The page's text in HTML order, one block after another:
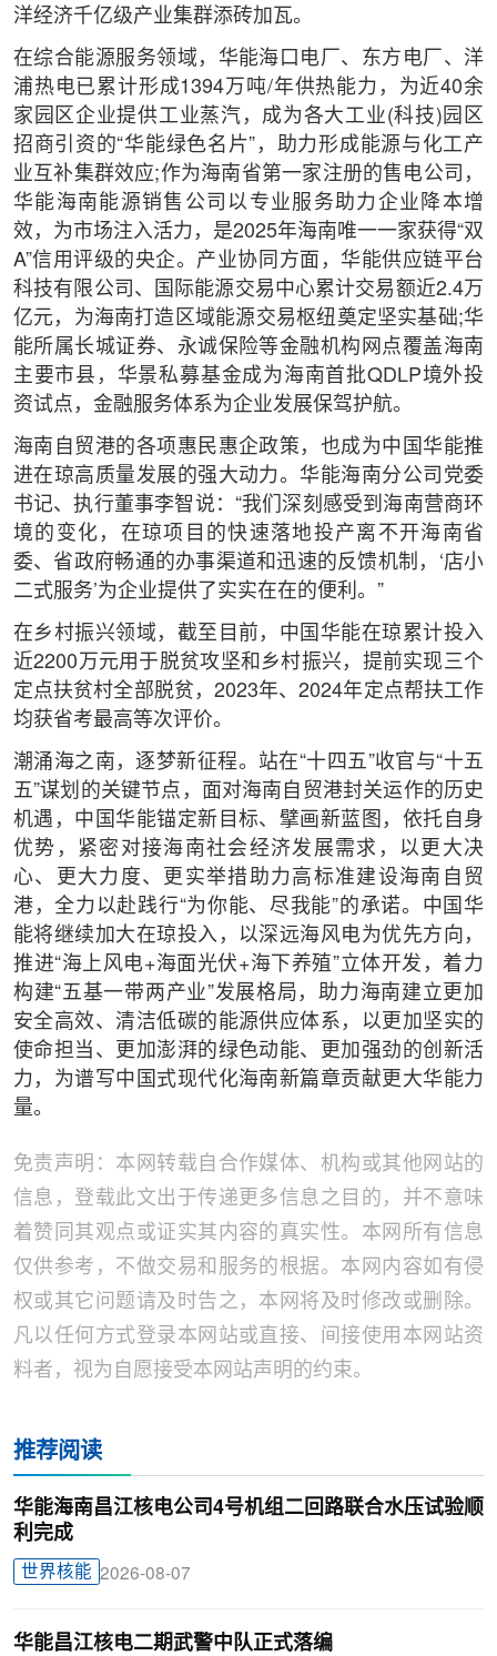
洋经济千亿级产业集群添砖加瓦。
在综合能源服务领域，华能海口电厂、东方电厂、洋
浦热电已累计形成1394万吨/年供热能力，为近40余
家园区企业提供工业蒸汽，成为各大工业(科技)园区
招商引资的“华能绿色名片”，助力形成能源与化工产
业互补集群效应;作为海南省第一家注册的售电公司，
华能海南能源销售公司以专业服务助力企业降本增
效，为市场注入活力，是2025年海南唯一一家获得“双
A”信用评级的央企。产业协同方面，华能供应链平台
科技有限公司、国际能源交易中心累计交易额近2.4万
亿元，为海南打造区域能源交易枢纽奠定坚实基础;华
能所属长城证券、永诚保险等金融机构网点覆盖海南
主要市县，华景私募基金成为海南首批QDLP境外投
资试点，金融服务体系为企业发展保驾护航。
海南自贸港的各项惠民惠企政策，也成为中国华能推
进在琼高质量发展的强大动力。华能海南分公司党委
书记、执行董事李智说：“我们深刻感受到海南营商环
境的变化，在琼项目的快速落地投产离不开海南省
委、省政府畅通的办事渠道和迅速的反馈机制，‘店小
二式服务’为企业提供了实实在在的便利。”
在乡村振兴领域，截至目前，中国华能在琼累计投入
近2200万元用于脱贫攻坚和乡村振兴，提前实现三个
定点扶贫村全部脱贫，2023年、2024年定点帮扶工作
均获省考最高等次评价。
潮涌海之南，逐梦新征程。站在“十四五”收官与“十五
五”谋划的关键节点，面对海南自贸港封关运作的历史
机遇，中国华能锚定新目标、擘画新蓝图，依托自身
优势，紧密对接海南社会经济发展需求，以更大决
心、更大力度、更实举措助力高标准建设海南自贸
港，全力以赴践行“为你能、尽我能”的承诺。中国华
能将继续加大在琼投入，以深远海风电为优先方向，
推进“海上风电+海面光伏+海下养殖”立体开发，着力
构建“五基一带两产业”发展格局，助力海南建立更加
安全高效、清洁低碳的能源供应体系，以更加坚实的
使命担当、更加澎湃的绿色动能、更加强劲的创新活
力，为谱写中国式现代化海南新篇章贡献更大华能力
量。
免责声明：本网转载自合作媒体、机构或其他网站的
信息，登载此文出于传递更多信息之目的，并不意味
着赞同其观点或证实其内容的真实性。本网所有信息
仅供参考，不做交易和服务的根据。本网内容如有侵
权或其它问题请及时告之，本网将及时修改或删除。
凡以任何方式登录本网站或直接、间接使用本网站资
料者，视为自愿接受本网站声明的约束。
推荐阅读
华能海南昌江核电公司4号机组二回路联合水压试验顺
利完成
世界核能 2026-08-07
华能昌江核电二期武警中队正式落编